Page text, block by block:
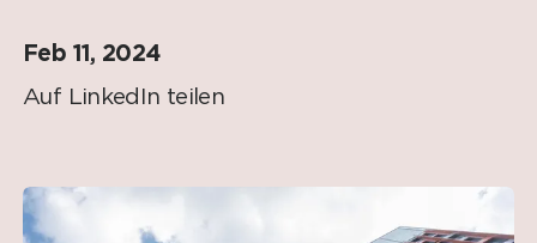
Feb 11, 2024
Auf LinkedIn teilen